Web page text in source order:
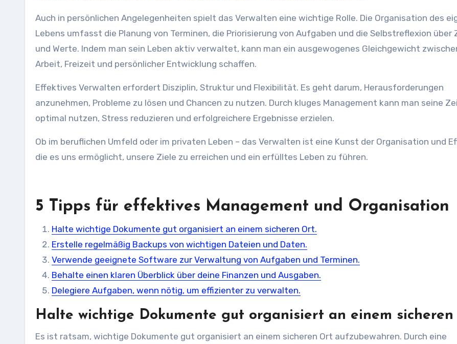
Auch in persönlichen Angelegenheiten spielt das Verwalten eine wichtige Rolle. Die Organisation des
Lebens umfasst die Planung von Terminen, die Priorisierung von Aufgaben und die Selbstreflexion über
und Werte. Indem man sein Leben aktiv verwaltet, kann man ein ausgewogenes Gleichgewicht
Arbeit, Freizeit und persönlicher Entwicklung schaffen.
Effektives Verwalten erfordert Disziplin, Struktur und Flexibilität. Es geht darum, Herausforderungen
anzunehmen, Probleme zu lösen und Chancen zu nutzen. Durch kluges Management kann man seine
optimal nutzen, Stress reduzieren und erfolgreichere Ergebnisse erzielen.
Ob im beruflichen Umfeld oder im privaten Leben – das Verwalten ist eine Kunst der Organisation und
die es uns ermöglicht, unsere Ziele zu erreichen und ein erfülltes Leben zu führen.
5 Tipps für effektives Management und Organisation
Halte wichtige Dokumente gut organisiert an einem sicheren Ort.
Erstelle regelmäßig Backups von wichtigen Dateien und Daten.
Verwende geeignete Software zur Verwaltung von Aufgaben und Terminen.
Behalte einen klaren Überblick über deine Finanzen und Ausgaben.
Delegiere Aufgaben, wenn nötig, um effizienter zu verwalten.
Halte wichtige Dokumente gut organisiert an einem sicheren
Es ist ratsam, wichtige Dokumente gut organisiert an einem sicheren Ort aufzubewahren. Durch eine